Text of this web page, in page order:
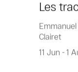
Les
Clairet
11 Jun - 1